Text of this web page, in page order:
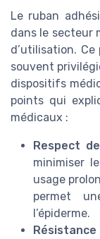
Le ruban
dans le secteur
d’utilisation.
souvent
dispositifs
points qui
médicaux :
Respect
minimiser
usage
permet
l’épiderme.